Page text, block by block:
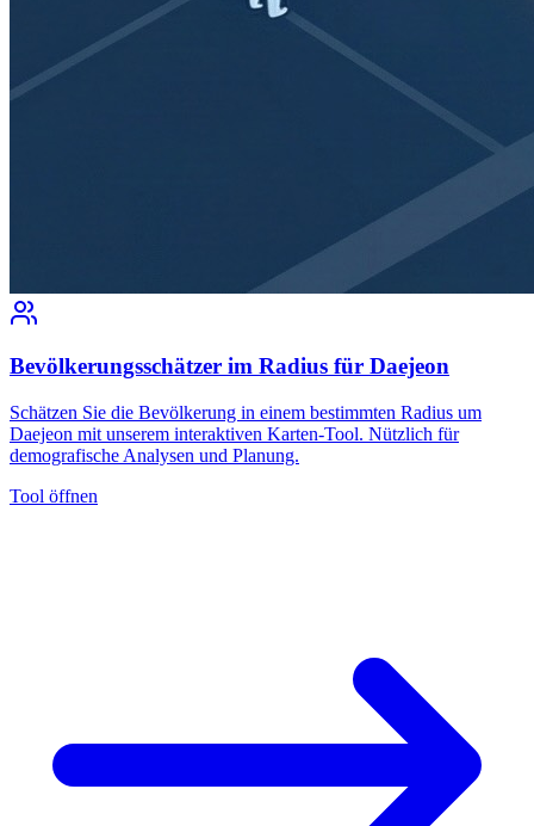
Bevölkerungsschätzer im Radius für Daejeon
Schätzen Sie die Bevölkerung in einem bestimmten Radius um
Daejeon mit unserem interaktiven Karten-Tool. Nützlich für
demografische Analysen und Planung.
Tool öffnen